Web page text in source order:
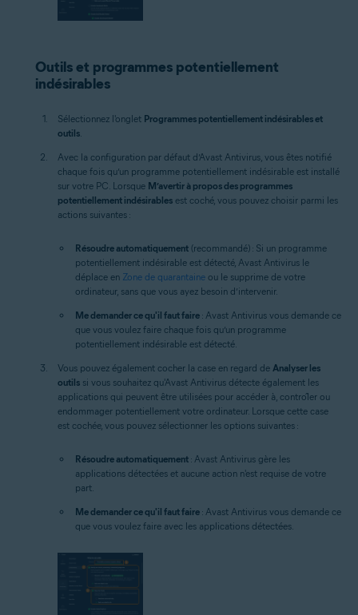
Outils et programmes potentiellement
indésirables
Sélectionnez l'onglet Programmes potentiellement indésirables et
outils
Avec la configuration par défaut d’Avast Antivirus, vous êtes notifié
chaque fois qu’un programme potentiellement indésirable est installé
sur votre PC. Lorsque M’avertir à propos des programmes
potentiellement indésirables est coché, vous pouvez choisir parmi les
actions suivantes :
Résoudre automatiquement (recommandé) : Si un programme
potentiellement indésirable est détecté, Avast Antivirus le
déplace en Zone de quarantaine ou le supprime de votre
ordinateur, sans que vous ayez besoin d’intervenir.
Me demander ce qu'il faut faire : Avast Antivirus vous demande ce
que vous voulez faire chaque fois qu’un programme
potentiellement indésirable est détecté.
Vous pouvez également cocher la case en regard de Analyser les
outils si vous souhaitez qu'Avast Antivirus détecte également les
applications qui peuvent être utilisées pour accéder à, contrôler ou
endommager potentiellement votre ordinateur. Lorsque cette case
est cochée, vous pouvez sélectionner les options suivantes :
Résoudre automatiquement : Avast Antivirus gère les
applications détectées et aucune action n'est requise de votre
part.
Me demander ce qu'il faut faire : Avast Antivirus vous demande ce
que vous voulez faire avec les applications détectées.